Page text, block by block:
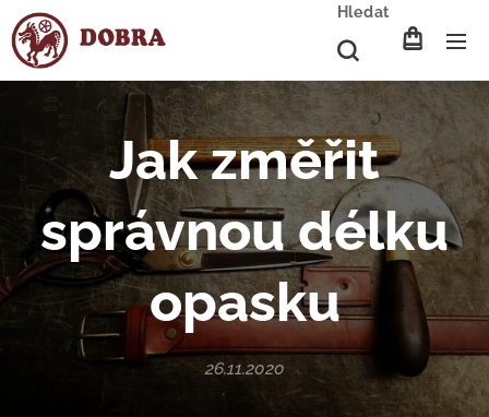
Hledat
Jak změřit
správnou délku
opasku
26.11.2020